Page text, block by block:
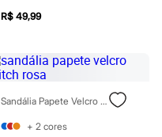
R$ 49,99
Sandália Papete Velcro Stitch Rosa
+ 2 cores